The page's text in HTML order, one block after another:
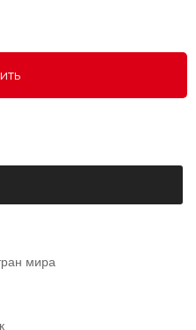
мира